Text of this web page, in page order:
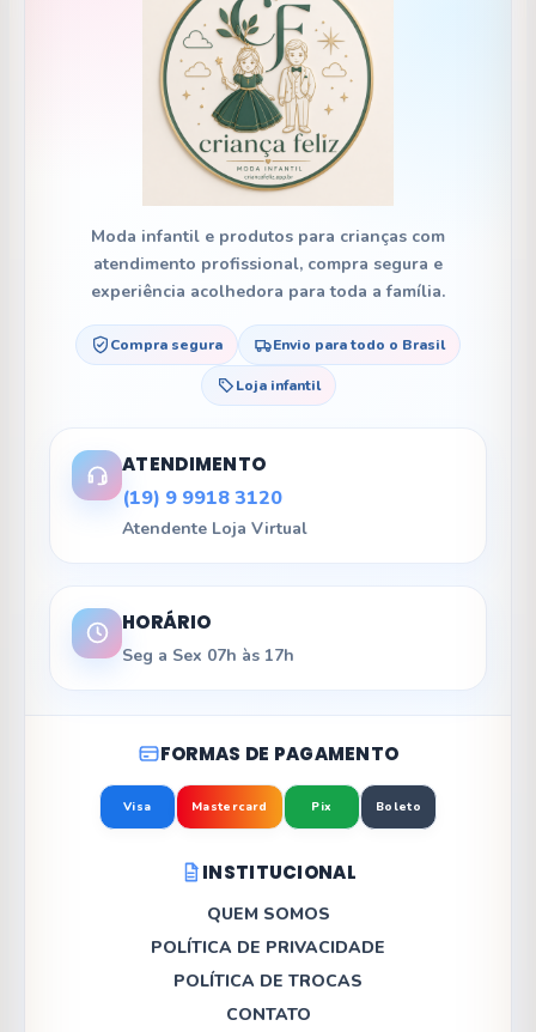
Moda infantil e produtos para crianças com
atendimento profissional, compra segura e
experiência acolhedora para toda a família.
Compra segura Envio para todo o Brasil
Loja infantil
ATENDIMENTO
(19) 9 9918 3120
Atendente Loja Virtual
HORÁRIO
Seg a Sex 07h às 17h
FORMAS DE PAGAMENTO
Visa Mastercard Pix Boleto
INSTITUCIONAL
QUEM SOMOS
POLÍTICA DE PRIVACIDADE
POLÍTICA DE TROCAS
CONTATO